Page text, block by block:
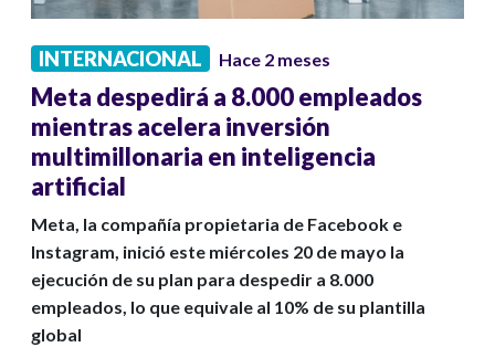
INTERNACIONAL Hace 2 meses
Meta despedirá a 8.000 empleados
mientras acelera inversión
multimillonaria en inteligencia
artificial
Meta, la compañía propietaria de Facebook e
Instagram, inició este miércoles 20 de mayo la
ejecución de su plan para despedir a 8.000
empleados, lo que equivale al 10% de su plantilla
global